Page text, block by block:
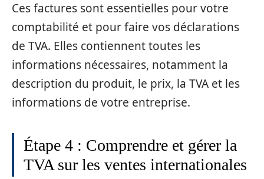
Ces factures sont essentielles pour votre
comptabilité et pour faire vos déclarations
de TVA. Elles contiennent toutes les
informations nécessaires, notamment la
description du produit, le prix, la TVA et les
informations de votre entreprise.
Étape 4 : Comprendre et gérer la
TVA sur les ventes internationales